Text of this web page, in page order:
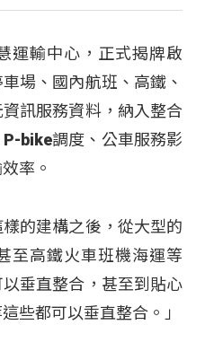
運輸中心，正式揭牌啟
場、國內航班、高鐵、
訊服務資料，納入整合
bike調度、公車服務影
率。
的建構之後，從大型的
至高鐵火車班機海運等
垂直整合，甚至到貼心
些都可以垂直整合。」